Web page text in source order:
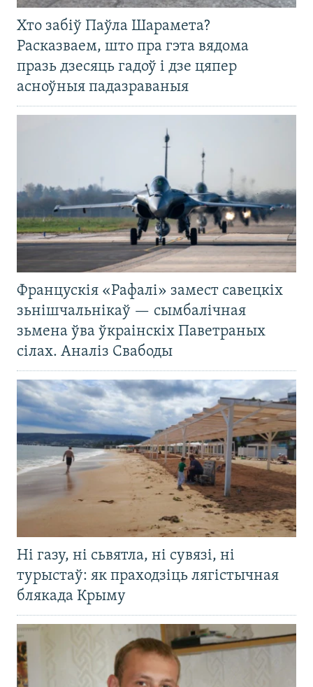
Хто забіў Паўла Шарамета?
Расказваем, што пра гэта вядома
празь дзесяць гадоў і дзе цяпер
асноўныя падазраваныя
Францускія «Рафалі» замест савецкіх
зьнішчальнікаў — сымбалічная
зьмена ўва ўкраінскіх Паветраных
сілах. Аналіз Свабоды
Ні газу, ні сьвятла, ні сувязі, ні
турыстаў: як праходзіць лягістычная
блякада Крыму